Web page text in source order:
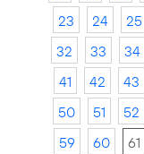
23
24 25
32
33 34
41
42 43
50
51 52
59
60 61